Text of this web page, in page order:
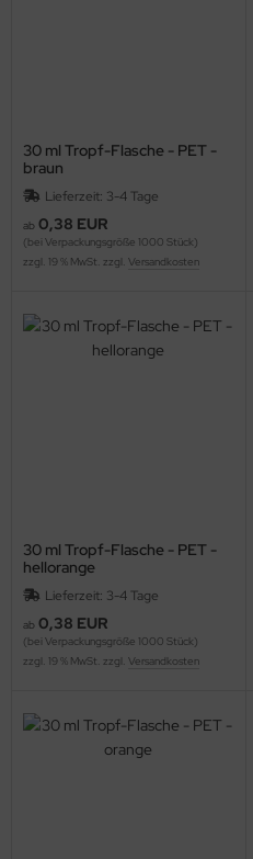
30 ml Tropf-Flasche - PET -
braun
Lieferzeit: 3-4 Tage
ab 0,38 EUR
(bei Verpackungsgröße 1000 Stück)
zzgl. 19 % MwSt. zzgl. Versandkosten
30 ml Tropf-Flasche - PET -
hellorange
Lieferzeit: 3-4 Tage
ab 0,38 EUR
(bei Verpackungsgröße 1000 Stück)
zzgl. 19 % MwSt. zzgl. Versandkosten